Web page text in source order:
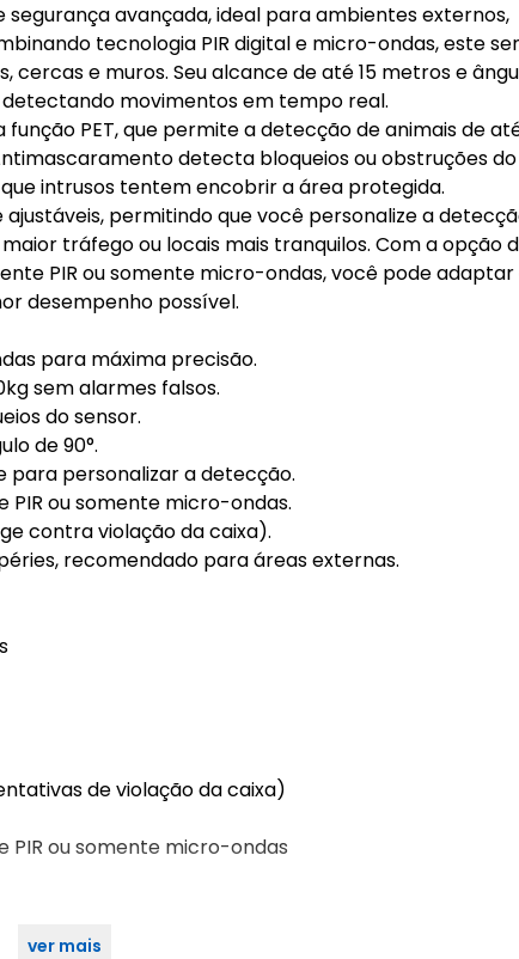
segurança avançada, ideal para ambientes externos,
tecnologia PIR digital e micro-ondas, este
e muros. Seu alcance de até 15 metros e
movimentos em tempo real.
PET, que permite a detecção de animais de
detecta bloqueios ou obstruções
intrusos tentem encobrir a área protegida.
permitindo que você personalize a
tráfego ou locais mais tranquilos. Com a opção
PIR ou somente micro-ondas, você pode adaptar
desempenho possível.
para máxima precisão.
sem alarmes falsos.
do sensor.
de 90°.
para personalizar a detecção.
PIR ou somente micro-ondas.
contra violação da caixa).
recomendado para áreas externas.
de violação da caixa)
PIR ou somente micro-ondas
ver mais